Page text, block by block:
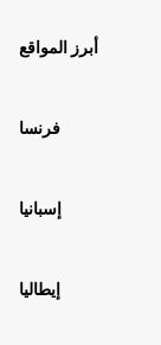
أبرز المواقع
فرنسا
إسبانيا
إيطاليا